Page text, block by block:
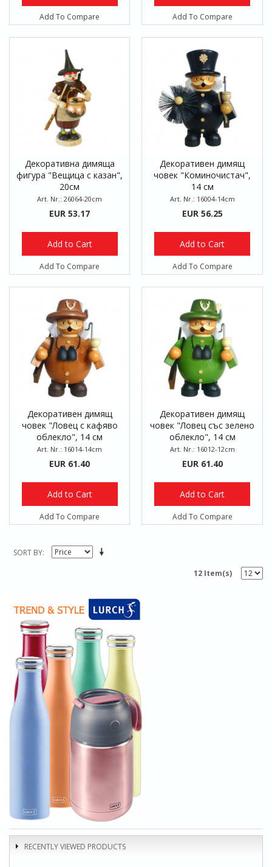
Add To Compare Add To Compare
Декоративна димяща
фигура "Вещица с казан",
20см
Art. Nr.: 26064-20cm
EUR 53.17
Add to Cart
Add To Compare
Декоративен димящ
човек "Коминочистач",
14 см
Art. Nr.: 16004-14cm
EUR 56.25
Add to Cart
Add To Compare
Декоративен димящ
човек "Ловец с кафяво
облекло", 14 см
Art. Nr.: 16014-14cm
EUR 61.40
Add to Cart
Add To Compare
Декоративен димящ
човек "Ловец със зелено
облекло", 14 см
Art. Nr.: 16012-12cm
EUR 61.40
Add to Cart
Add To Compare
SORT BY
12 Item(s)
RECENTLY VIEWED PRODUCTS